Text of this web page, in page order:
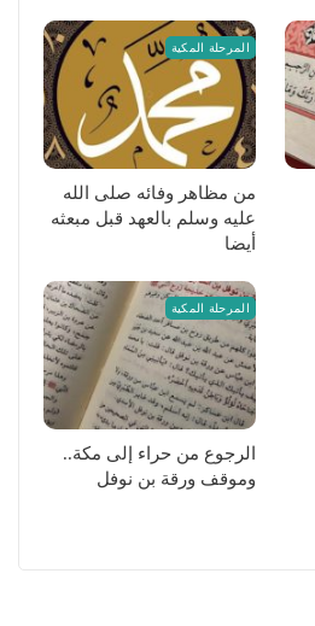
المرحلة المكية
من مظاهر وفائه صلى الله
عليه وسلم بالعهد قبل مبعثه
أيضا
المرحلة المكية
الرجوع من حراء إلى مكة..
وموقف ورقة بن نوفل